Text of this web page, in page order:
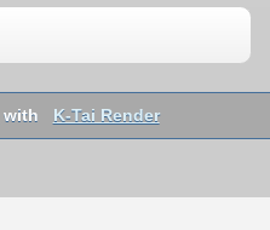
with K-Tai Render